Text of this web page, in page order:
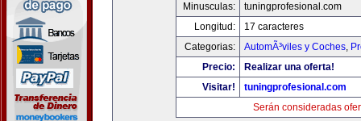
Minusculas:
tuningprofesional.com
Longitud:
17 caracteres
Categorias:
AutomÃ³viles y Coches,
Precio:
Realizar una oferta!
Visitar!
tuningprofesional.com
Serán consideradas